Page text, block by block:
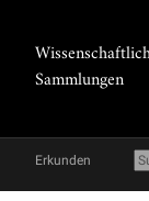
Sammlungen
Erkunden